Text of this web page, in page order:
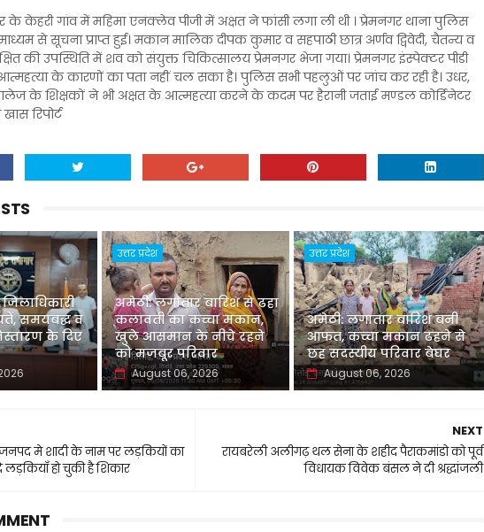
के केहरी गांव में महिमा एनक्लेव पीजी में अक्षत ने फांसी लगा ली थी । प्रेमनगर थाना पुलिस
से सूचना प्राप्त हुई। मकान मालिक दीपक कुमार व सहपाठी छात्र अर्णव द्विवेदी, चैतन्य व
की उपस्थिति में शव को संयुक्त चिकित्सालय प्रेमनगर भेजा गया। प्रेमनगर इंस्पेक्टर पीडी
के कारणों का पता नहीं चल सका है। पुलिस सभी पहलुओं पर जांच कर रही है। उधर,
के शिक्षकों ने भी अक्षत के आत्महत्या करने के कदम पर हैरानी जताई मण्डल कोर्डिनेटर
रिपोर्ट
समयबद्ध व
के दिए
उत्तर प्रदेश
अमेठी: लगातार बारिश से ढहा
कलावती का कच्चा मकान,
खुले आसमान के नीचे रहने
को मजबूर परिवार
August 06, 2026
उत्तर प्रदेश
अमेठी: लगातार बारिश बनी
आफत, कच्चा मकान ढहने से
छह सदस्यीय परिवार बेघर
August 06, 2026
NEXT
रायबरेली अलीगढ़ थल सेना के शहीद पैराकमांडो को पूर्व
विधायक विवेक बंसल ने दी श्रद्धांजली
मे शादी के नाम पर लड़कियों का
लड़कियाँ हो चुकी है शिकार